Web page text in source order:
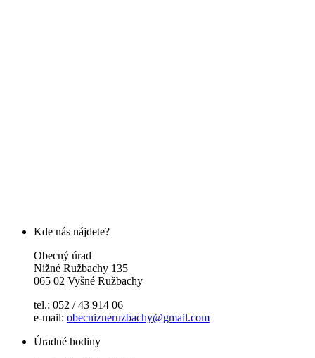
Kde nás nájdete?
Obecný úrad
Nižné Ružbachy 135
065 02 Vyšné Ružbachy
tel.: 052 / 43 914 06
e-mail: obecnizneruzbachy@gmail.com
Úradné hodiny